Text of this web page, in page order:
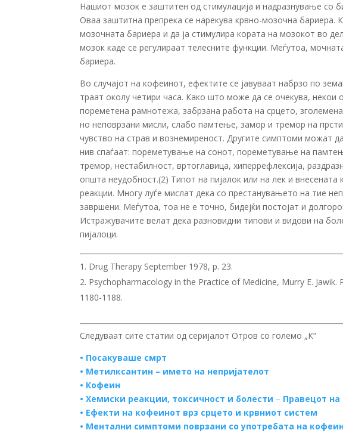
Нашиот мозок е заштитен од стимулација и надразнување со
Оваа заштитна препрека се нарекува крвно-мозочна бариера.
мозочната бариера и да ја стимулира кората на мозокот во
мозок каде се регулираат телесните функции. Меѓутоа,
бариера.
Во случајот на кофеинот, ефектите се јавуваат набрзо по
траат околу четири часа. Како што може да се очекува, некои
пореметена рамнотежа, забрзана работа на срцето,
но неповрзани мисли, слабо памтење, замор и тремор на
чувство на страв и вознемиреност. Другите симптоми можат
нив спаѓаат: пореметување на сонот, пореметување на
тремор, нестабилност, вртоглавица, хиперрефлексија,
општа неудобност.(2) Типот на пијалок или на лек и
реакции. Многу луѓе мислат дека со престанувањето на тие
завршени. Меѓутоа, тоа не е точно, бидејќи постојат и
Истражувачите велат дека разновидни типови и видови на
пијалоци.
Drug Therapy September 1978, p. 23.
Psychopharmacology in the Practice of Medicine, Murry E. Jawik.
1180-1188.
Следуваат сите статии од серијалот Отров со големо „К“
• Посакуваше смрт
• Метилксантин – името на непријателот
• Кофеин
• Хемиски реакции, токсичност и болести – Правецот
• Ефекти на кофеинот врз срцето и крвниот систем
• Ментални симптоми поврзани со употребата на